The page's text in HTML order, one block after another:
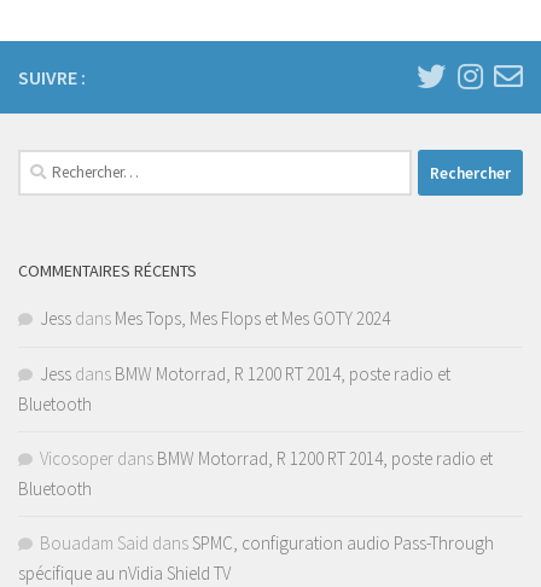
SUIVRE :
Rechercher :
COMMENTAIRES RÉCENTS
Jess dans Mes Tops, Mes Flops et Mes GOTY 2024
Jess dans BMW Motorrad, R 1200 RT 2014, poste radio et
Bluetooth
Vicosoper dans BMW Motorrad, R 1200 RT 2014, poste radio et
Bluetooth
Bouadam Said dans SPMC, configuration audio Pass-Through
spécifique au nVidia Shield TV